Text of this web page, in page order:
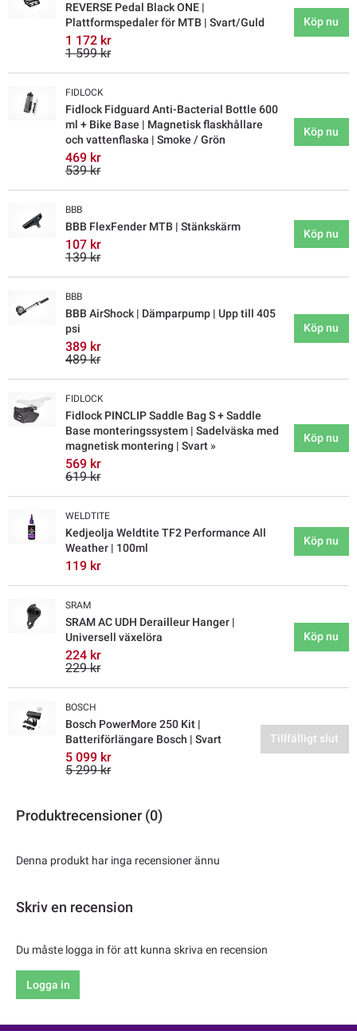
REVERSE Pedal Black ONE |
Plattformspedaler för MTB | Svart/Guld
1 172 kr
1 599 kr
Köp nu
FIDLOCK
Fidlock Fidguard Anti-Bacterial Bottle 600
ml + Bike Base | Magnetisk flaskhållare
och vattenflaska | Smoke / Grön
469 kr
539 kr
Köp nu
BBB
BBB FlexFender MTB | Stänkskärm
107 kr
139 kr
Köp nu
BBB
BBB AirShock | Dämparpump | Upp till 405
psi
389 kr
489 kr
Köp nu
FIDLOCK
Fidlock PINCLIP Saddle Bag S + Saddle
Base monteringssystem | Sadelväska med
magnetisk montering | Svart »
569 kr
619 kr
Köp nu
WELDTITE
Kedjeolja Weldtite TF2 Performance All
Weather | 100ml
119 kr
Köp nu
SRAM
SRAM AC UDH Derailleur Hanger |
Universell växelöra
224 kr
229 kr
Köp nu
BOSCH
Bosch PowerMore 250 Kit |
Batteriförlängare Bosch | Svart
5 099 kr
5 299 kr
Tillfälligt slut
Produktrecensioner (0)
Denna produkt har inga recensioner ännu
Skriv en recension
Du måste logga in för att kunna skriva en recension
Logga in